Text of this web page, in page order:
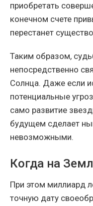
приобретать
конечном счете
перестанет
Таким образом,
непосредственно
Солнца. Даже если
потенциальные
само развитие
будущем сделает
невозможными.
Когда на
При этом миллиард
точную дату